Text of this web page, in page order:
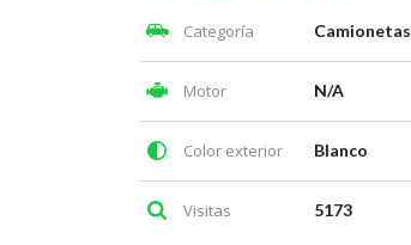
Categoría Camionetas
Motor N/A
Color exterior Blanco
Visitas 5173